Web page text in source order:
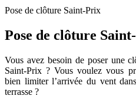
Pose de clôture Saint-Prix
Pose de clôture
Vous avez besoin de poser une
Saint-Prix ? Vous voulez vous
bien limiter l’arrivée du vent
terrasse ?